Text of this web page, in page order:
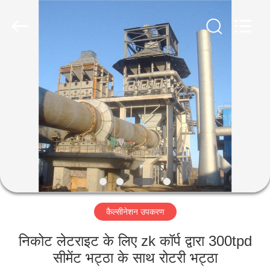
उत्पादों
वीडियो
वीआर
शो
हमारे
कैल्सीनेशन उपकरण
निकोट लेटराइट के लिए zk कॉर्प द्वारा 300tpd
सीमेंट भट्ठा के साथ रोटरी भट्ठा